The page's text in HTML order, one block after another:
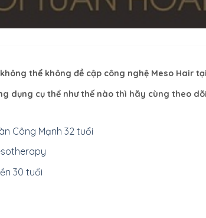
thể không đề cập công nghệ Meso Hair tại
dụng cụ thể như thế nào thì hãy cùng theo
Công Mạnh 32 tuổi
30 tuổi